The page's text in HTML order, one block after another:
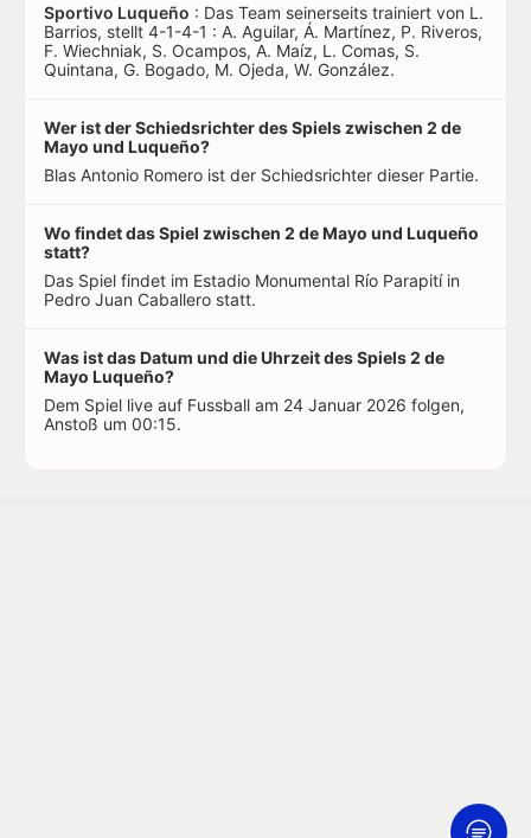
Sportivo Luqueño : Das Team seinerseits trainiert von L.
Barrios, stellt 4-1-4-1 : A. Aguilar, Á. Martínez, P. Riveros,
F. Wiechniak, S. Ocampos, A. Maíz, L. Comas, S.
Quintana, G. Bogado, M. Ojeda, W. González.
Wer ist der Schiedsrichter des Spiels zwischen 2 de
Mayo und Luqueño?
Blas Antonio Romero ist der Schiedsrichter dieser Partie.
Wo findet das Spiel zwischen 2 de Mayo und Luqueño
statt?
Das Spiel findet im Estadio Monumental Río Parapití in
Pedro Juan Caballero statt.
Was ist das Datum und die Uhrzeit des Spiels 2 de
Mayo Luqueño?
Dem Spiel live auf Fussball am 24 Januar 2026 folgen,
Anstoß um 00:15.